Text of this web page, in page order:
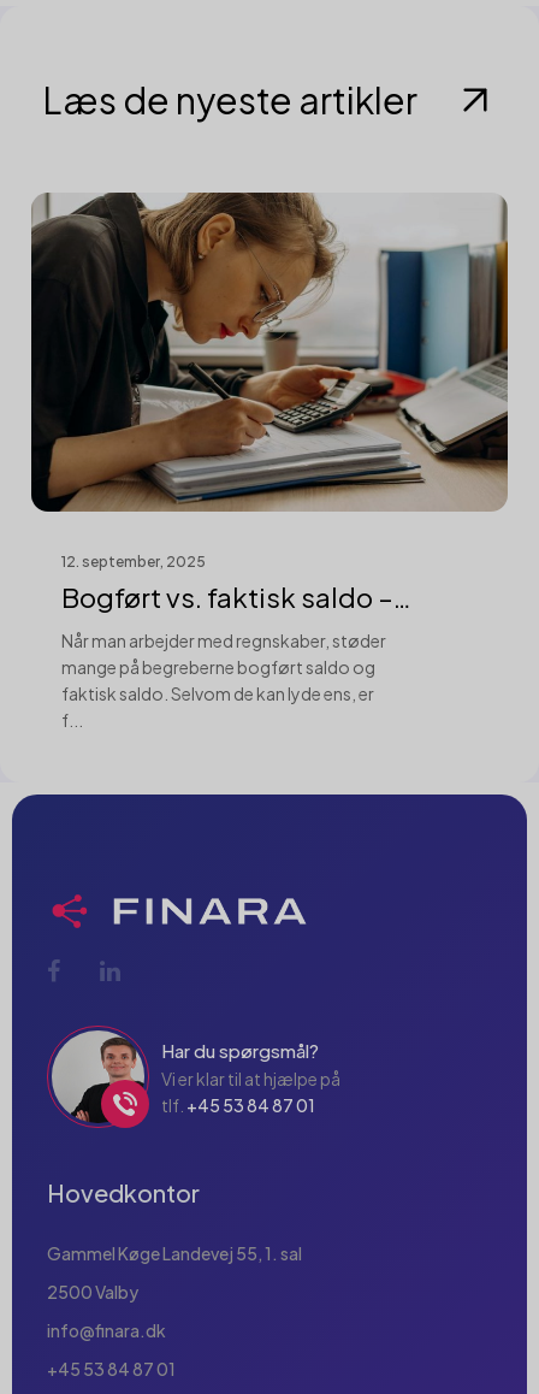
Læs de nyeste artikler
12. september, 2025
Bogført vs. faktisk saldo –
revisors ...
Når man arbejder med regnskaber, støder
mange på begreberne bogført saldo og
faktisk saldo. Selvom de kan lyde ens, er
f...
Har du spørgsmål?
Vi er klar til at hjælpe på
tlf. +45 53 84 87 01
Hovedkontor
Gammel Køge Landevej 55, 1. sal
2500 Valby
info@finara.dk
+45 53 84 87 01